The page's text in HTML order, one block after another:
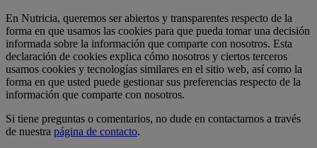
En Nutricia, queremos ser abiertos y transparentes respecto de la
forma en que usamos las cookies para que pueda tomar una decisión
informada sobre la información que comparte con nosotros. Esta
declaración de cookies explica cómo nosotros y ciertos terceros
usamos cookies y tecnologías similares en el sitio web, así como la
forma en que usted puede gestionar sus preferencias respecto de la
información que comparte con nosotros.
Si tiene preguntas o comentarios, no dude en contactarnos a través
de nuestra página de contacto.